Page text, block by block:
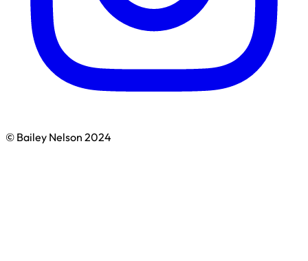
© Bailey Nelson 2024